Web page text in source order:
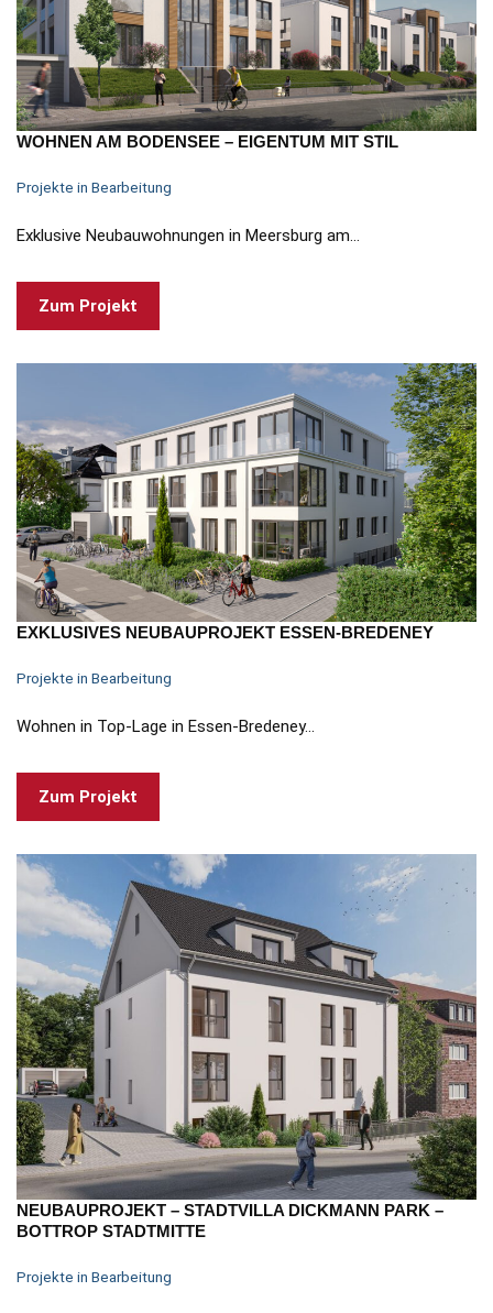
WOHNEN AM BODENSEE – EIGENTUM MIT STIL
Projekte in Bearbeitung
Exklusive Neubauwohnungen in Meersburg am…
Zum Projekt
EXKLUSIVES NEUBAUPROJEKT ESSEN-BREDENEY
Projekte in Bearbeitung
Wohnen in Top-Lage in Essen-Bredeney…
Zum Projekt
NEUBAUPROJEKT – STADTVILLA DICKMANN PARK –
BOTTROP STADTMITTE
Projekte in Bearbeitung